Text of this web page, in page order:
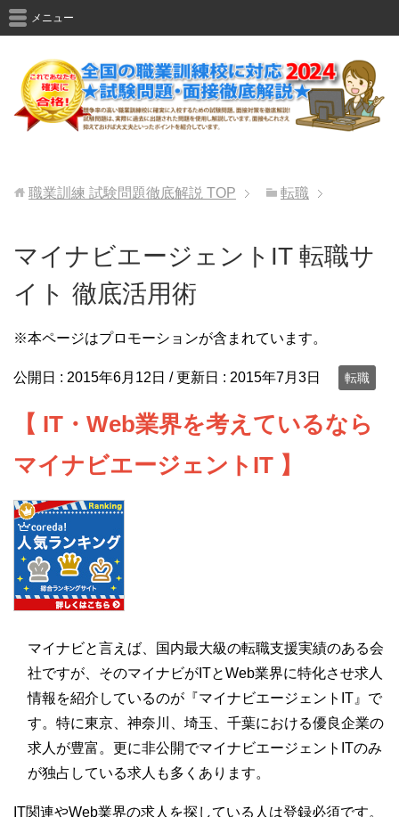
メニュー
職業訓練 試験問題徹底解説 TOP 転職
マイナビエージェントIT 転職サ
イト 徹底活用術
※本ページはプロモーションが含まれています。
公開日 : 2015年6月12日 / 更新日 : 2015年7月3日 転職
【 IT・Web業界を考えているなら
マイナビエージェントIT 】
マイナビと言えば、国内最大級の転職支援実績のある会
社ですが、そのマイナビがITとWeb業界に特化させ求人
情報を紹介しているのが『マイナビエージェントIT』で
す。特に東京、神奈川、埼玉、千葉における優良企業の
求人が豊富。更に非公開でマイナビエージェントITのみ
が独占している求人も多くあります。
IT関連やWeb業界の求人を探している人は登録必須です。